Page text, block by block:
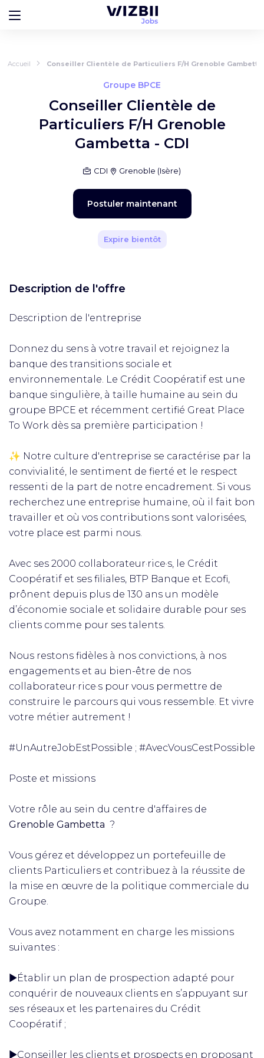
Accueil Conseiller Clientèle de Particuliers F/H Grenoble Gambetta
Groupe BPCE
Conseiller Clientèle de
Particuliers F/H Grenoble
Gambetta - CDI
CDI Grenoble (Isère)
Postuler maintenant
Expire bientôt
Description de l'offre
Description de l'entreprise
Donnez du sens à votre travail et rejoignez la
banque des transitions sociale et
environnementale. Le Crédit Coopératif est une
banque singulière, à taille humaine au sein du
groupe BPCE et récemment certifié Great Place
To Work dès sa première participation !
✨ Notre culture d'entreprise se caractérise par la
convivialité, le sentiment de fierté et le respect
ressenti de la part de notre encadrement. Si vous
recherchez une entreprise humaine, où il fait bon
travailler et où vos contributions sont valorisées,
votre place est parmi nous.
Avec ses 2000 collaborateur·rice·s, le Crédit
Coopératif et ses filiales, BTP Banque et Ecofi,
prônent depuis plus de 130 ans un modèle
d’économie sociale et solidaire durable pour ses
clients comme pour ses talents.
Nous restons fidèles à nos convictions, à nos
engagements et au bien-être de nos
collaborateur·rice·s pour vous permettre de
construire le parcours qui vous ressemble. Et vivre
votre métier autrement !
#UnAutreJobEstPossible ; #AvecVousCestPossible
Poste et missions
Votre rôle au sein du centre d'affaires de
Grenoble Gambetta ?
Vous gérez et développez un portefeuille de
clients Particuliers et contribuez à la réussite de
la mise en œuvre de la politique commerciale du
Groupe.
Vous avez notamment en charge les missions
suivantes :
▶️Établir un plan de prospection adapté pour
conquérir de nouveaux clients en s’appuyant sur
ses réseaux et les partenaires du Crédit
Coopératif ;
▶️Conseiller les clients et prospects en proposant